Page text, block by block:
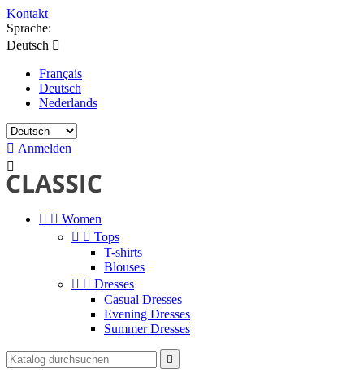
Kontakt
Sprache:
Deutsch 
Français
Deutsch
Nederlands
 Anmelden

  Women
  Tops
T-shirts
Blouses
  Dresses
Casual Dresses
Evening Dresses
Summer Dresses
